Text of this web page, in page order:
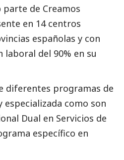
de Creamos
en 14 centros
españolas y con
laboral del 90% en su
diferentes programas de
como son
Dual en Servicios de
específico en